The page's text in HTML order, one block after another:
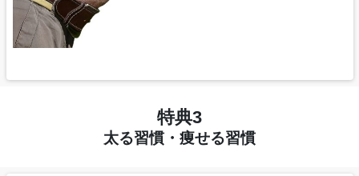
特典3
太る習慣・痩せる習慣